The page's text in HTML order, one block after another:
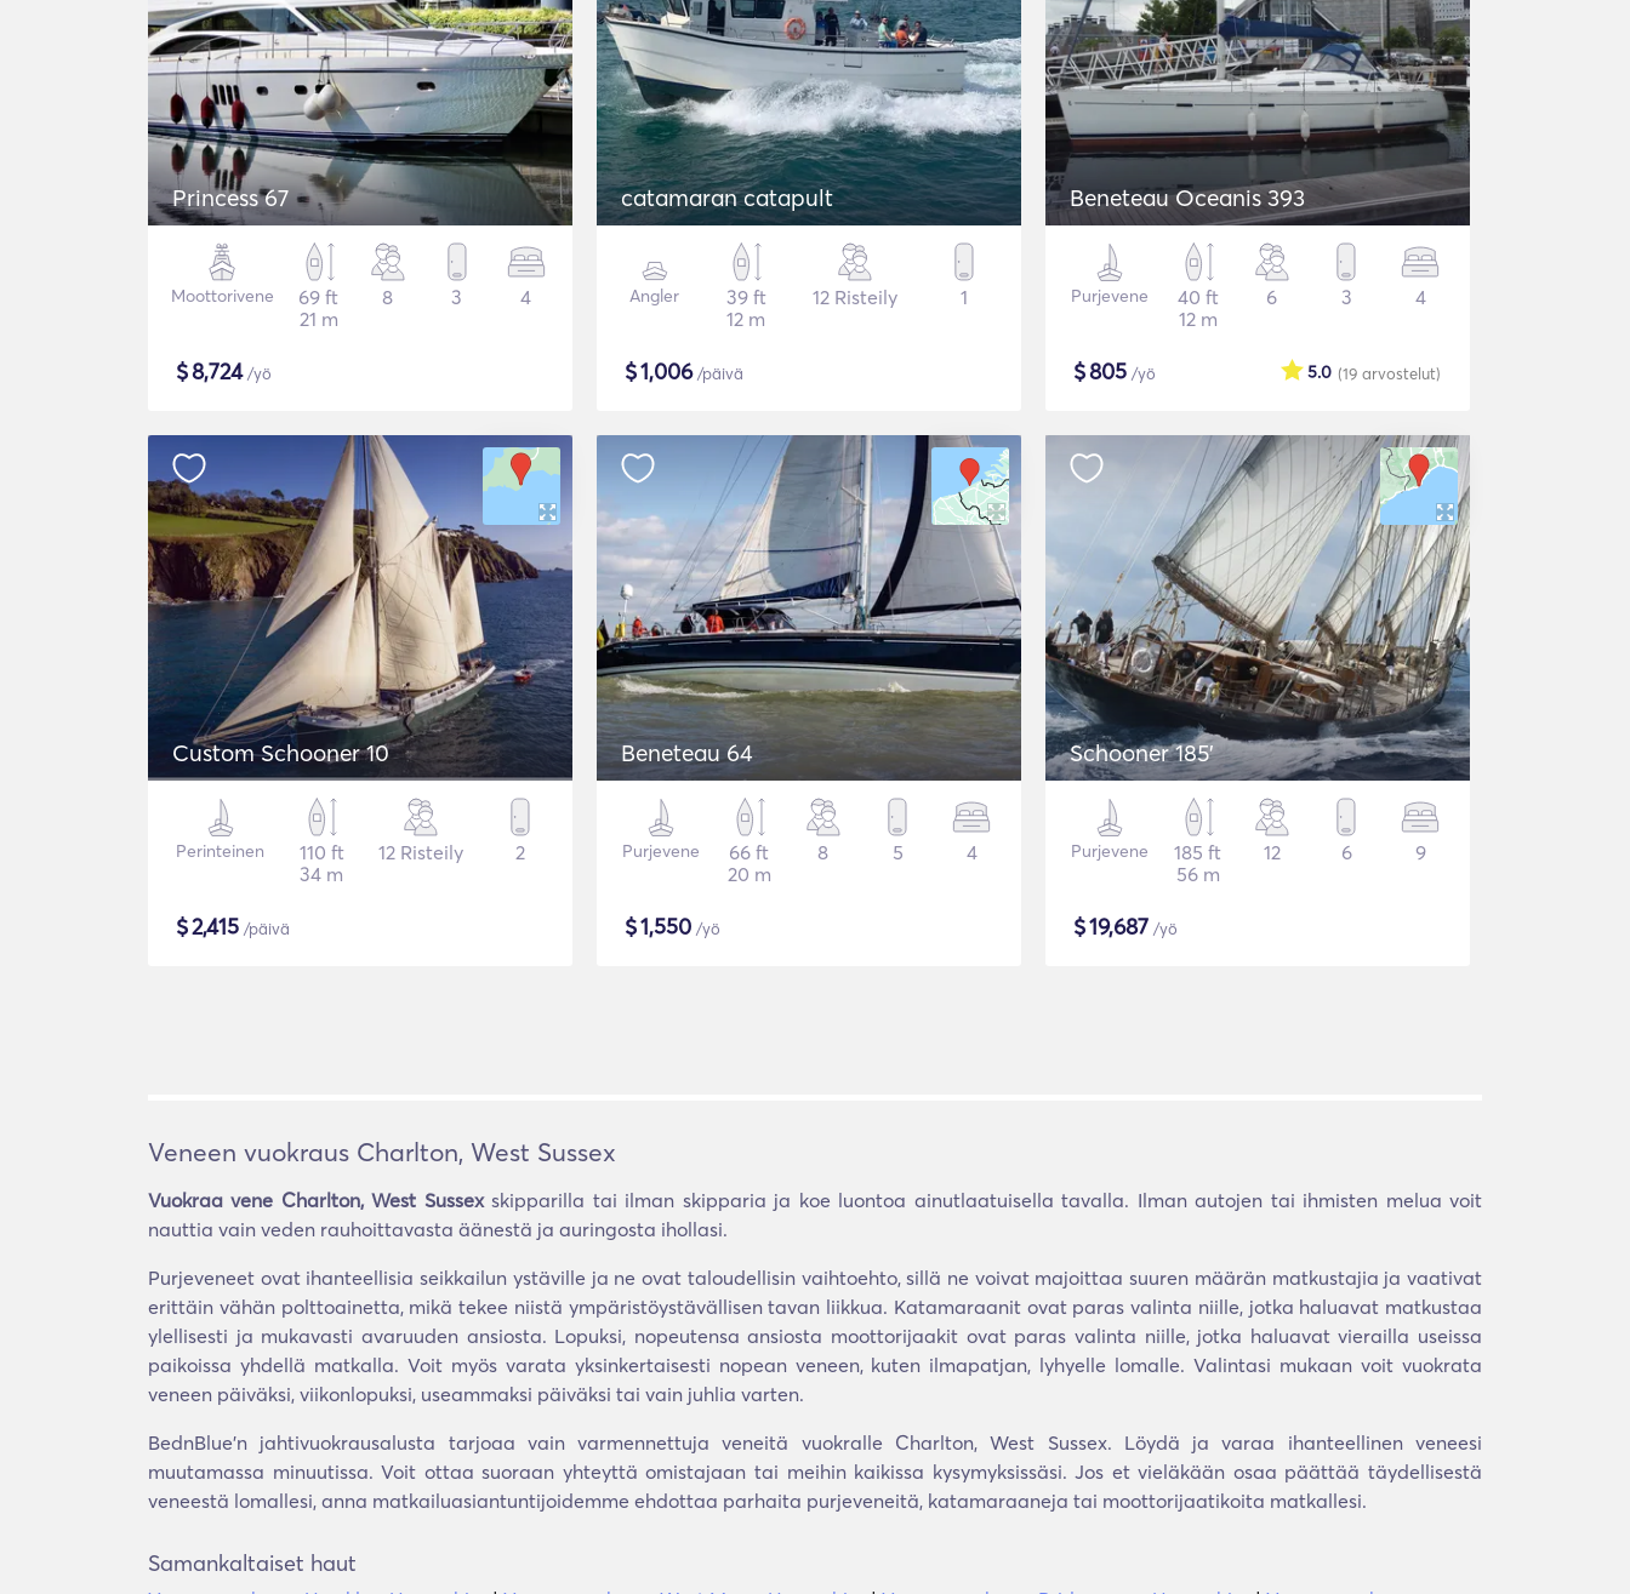
Princess 67
Moottorivene
69 ft
21 m
8 3 4
$8,724/yö
catamaran catapult
Angler
39 ft
12 m
12 Risteily 1
$1,006/päivä
Beneteau Oceanis 393
Purjevene
40 ft
12 m
6 3 4
$805 /yö (19 arvostelut)
5.0
Custom Schooner 10
Perinteinen
110 ft
34 m
12 Risteily 2
$2,415 /päivä
Beneteau 64
Purjevene
66 ft
20 m
8 5 4
$1,550 /yö
Schooner 185'
Purjevene
185 ft
56 m
12 6 9
$19,687 /yö
Veneen vuokraus Charlton, West Sussex
Vuokraa vene Charlton, West Sussexskipparilla tai ilman skipparia ja koe luontoa ainutlaatuisella tavalla. Ilman autojen tai ihmisten melua voit
nauttia vain veden rauhoittavasta äänestä ja auringosta ihollasi.
Purjeveneet ovat ihanteellisia seikkailun ystäville ja ne ovat taloudellisin vaihtoehto, sillä ne voivat majoittaa suuren määrän matkustajia ja vaativat
erittäin vähän polttoainetta, mikä tekee niistä ympäristöystävällisen tavan liikkua. Katamaraanit ovat paras valinta niille, jotka haluavat matkustaa
ylellisesti ja mukavasti avaruuden ansiosta. Lopuksi, nopeutensa ansiosta moottorijaakit ovat paras valinta niille, jotka haluavat vierailla useissa
paikoissa yhdellä matkalla. Voit myös varata yksinkertaisesti nopean veneen, kuten ilmapatjan, lyhyelle lomalle. Valintasi mukaan voit vuokrata
veneen päiväksi, viikonlopuksi, useammaksi päiväksi tai vain juhlia varten.
BednBlue'n jahtivuokrausalusta tarjoaa vain varmennettuja veneitä vuokralle Charlton, West Sussex. Löydä ja varaa ihanteellinen veneesi
muutamassa minuutissa. Voit ottaa suoraan yhteyttä omistajaan tai meihin kaikissa kysymyksissäsi. Jos et vieläkään osaa päättää täydellisestä
veneestä lomallesi, anna matkailuasiantuntijoidemme ehdottaa parhaita purjeveneitä, katamaraaneja tai moottorijaatikoita matkallesi.
Samankaltaiset haut